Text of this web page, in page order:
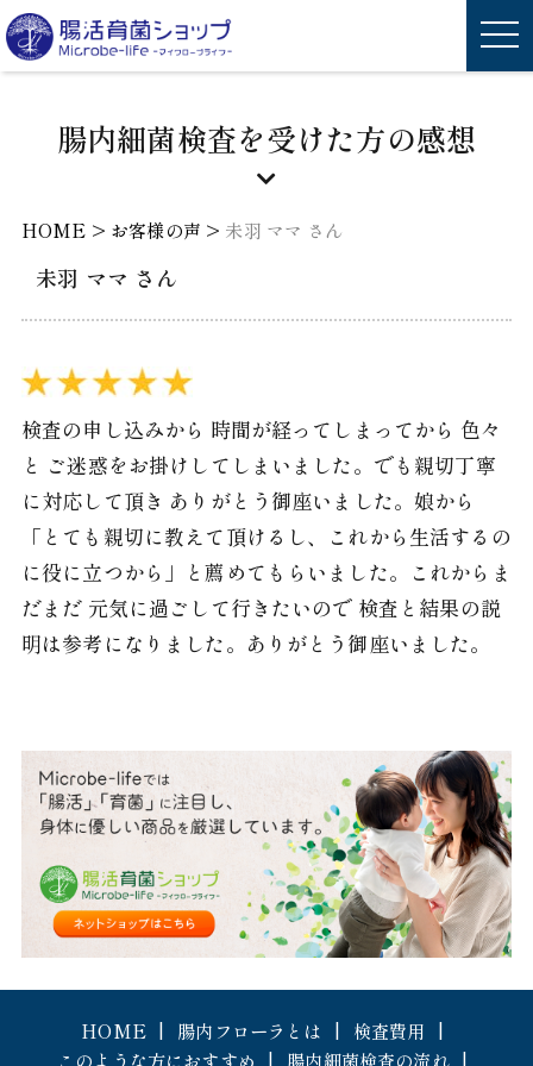
腸内細菌検査を受けた方の感想
HOME > お客様の声 > 未羽 ママ さん
未羽 ママ さん
検査の申し込みから 時間が経ってしまってから 色々
と ご迷惑をお掛けしてしまいました。でも親切丁寧
に対応して頂き ありがとう御座いました。娘から
「とても親切に教えて頂けるし、これから生活するの
に役に立つから」と薦めてもらいました。これからま
だまだ 元気に過ごして行きたいので 検査と結果の説
明は参考になりました。ありがとう御座いました。
HOME 腸内フローラとは
検査費用
このような方におすすめ
腸内細菌検査の流れ